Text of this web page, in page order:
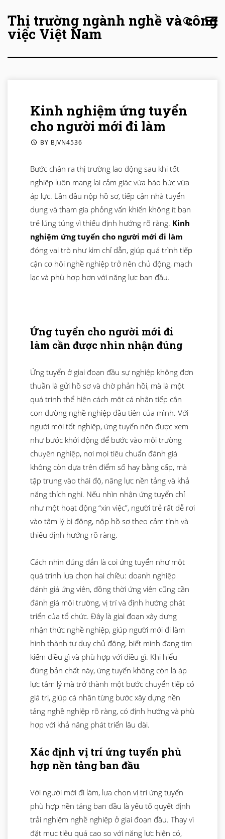
Skip
to
Thị trường ngành nghề và công
việc Việt Nam
Kinh nghiệm ứng tuyển
cho người mới đi làm
BY BJVN4536
Bước chân ra thị trường lao động sau khi tốt
nghiệp luôn mang lại cảm giác vừa háo hức vừa
áp lực. Lần đầu nộp hồ sơ, tiếp cận nhà tuyển
dụng và tham gia phỏng vấn khiến không ít bạn
trẻ lúng túng vì thiếu định hướng rõ ràng. Kinh
nghiệm ứng tuyển cho người mới đi làm
đóng vai trò như kim chỉ dẫn, giúp quá trình tiếp
cận cơ hội nghề nghiệp trở nên chủ động, mạch
lạc và phù hợp hơn với năng lực ban đầu.
Ứng tuyển cho người mới đi
làm cần được nhìn nhận đúng
Ứng tuyển ở giai đoạn đầu sự nghiệp không đơn
thuần là gửi hồ sơ và chờ phản hồi, mà là một
quá trình thể hiện cách một cá nhân tiếp cận
con đường nghề nghiệp đầu tiên của mình. Với
người mới tốt nghiệp, ứng tuyển nên được xem
như bước khởi động để bước vào môi trường
chuyên nghiệp, nơi mọi tiêu chuẩn đánh giá
không còn dựa trên điểm số hay bằng cấp, mà
tập trung vào thái độ, năng lực nền tảng và khả
năng thích nghi. Nếu nhìn nhận ứng tuyển chỉ
như một hoạt động “xin việc”, người trẻ rất dễ rơi
vào tâm lý bị động, nộp hồ sơ theo cảm tính và
thiếu định hướng rõ ràng.
Cách nhìn đúng đắn là coi ứng tuyển như một
quá trình lựa chọn hai chiều: doanh nghiệp
đánh giá ứng viên, đồng thời ứng viên cũng cần
đánh giá môi trường, vị trí và định hướng phát
triển của tổ chức. Đây là giai đoạn xây dựng
nhận thức nghề nghiệp, giúp người mới đi làm
hình thành tư duy chủ động, biết mình đang tìm
kiếm điều gì và phù hợp với điều gì. Khi hiểu
đúng bản chất này, ứng tuyển không còn là áp
lực tâm lý mà trở thành một bước chuyển tiếp có
giá trị, giúp cá nhân từng bước xây dựng nền
tảng nghề nghiệp rõ ràng, có định hướng và phù
hợp với khả năng phát triển lâu dài.
Xác định vị trí ứng tuyển phù
hợp nền tảng ban đầu
Với người mới đi làm, lựa chọn vị trí ứng tuyển
phù hợp nền tảng ban đầu là yếu tố quyết định
trải nghiệm nghề nghiệp ở giai đoạn đầu. Thay vì
đặt mục tiêu quá cao so với năng lực hiện có,